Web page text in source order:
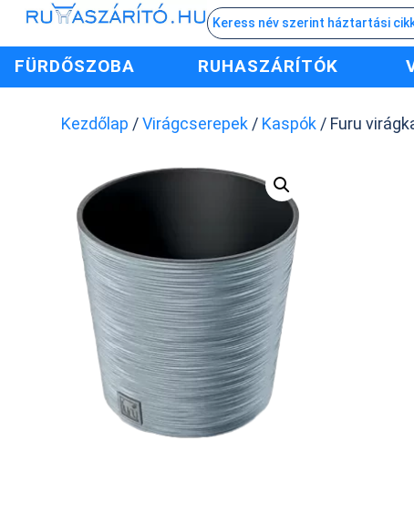
FÜRDŐSZOBA RUHASZÁRÍTÓK
Kezdőlap /Virágcserepek / Kaspók / Furu